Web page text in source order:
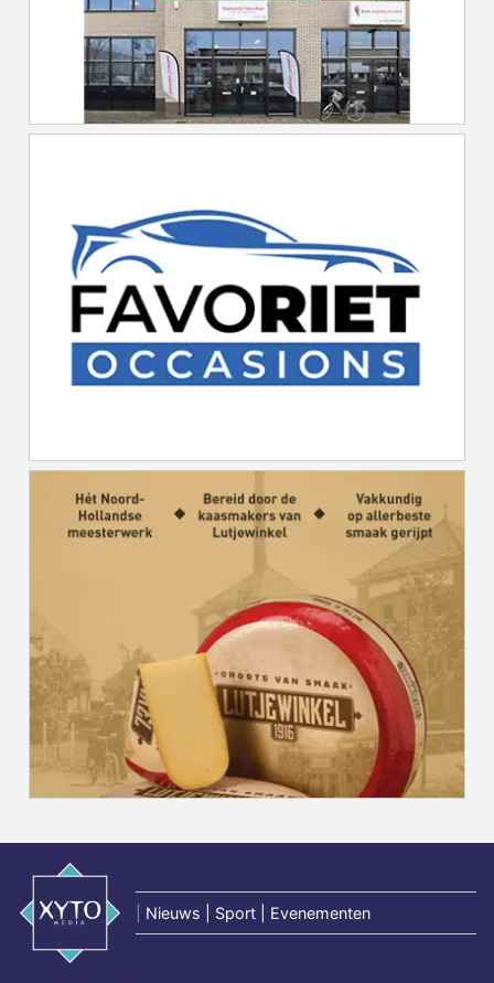
Nieuws | Sport | Evenementen